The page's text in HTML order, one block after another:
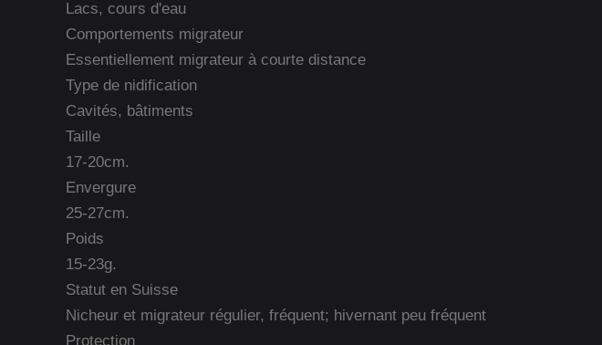
Lacs, cours d'eau
Comportements migrateur
Essentiellement migrateur à courte distance
Type de nidification
Cavités, bâtiments
Taille
17-20cm.
Envergure
25-27cm.
Poids
15-23g.
Statut en Suisse
Nicheur et migrateur régulier, fréquent; hivernant peu fréquent
Protection